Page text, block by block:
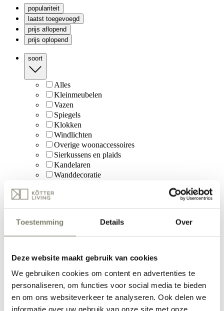
Toestemming Details Over
Deze website maakt gebruik van cookies
We gebruiken cookies om content en advertenties te
personaliseren, om functies voor social media te bieden
en om ons websiteverkeer te analyseren. Ook delen we
informatie over uw gebruik van onze site met onze
populariteit
laatst toegevoegd
prijs aflopend
prijs oplopend
soort
Alles
Kleinmeubelen
Vazen
Spiegels
Klokken
Windlichten
Overige woonaccessoires
Sierkussens en plaids
Kandelaren
Wanddecoratie
Manden
Dienbladen
Binnen nu en 2 weken
Langer dan 2 weken